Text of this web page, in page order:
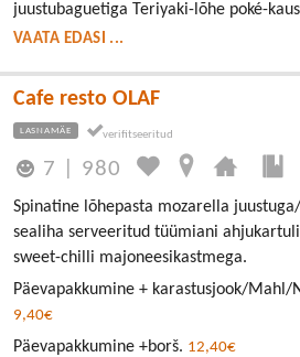
juustubaguetiga Teriyaki-lõhe poké-
VAATA EDASI ...
Cafe resto OLAF
LASNAMÄE
7 980
Spinatine lõhepasta mozarella
sealiha serveeritud tüümiani
sweet-chilli majoneesikastmega.
Päevapakkumine + karastusjook/Mahl/
9,40€
Päevapakkumine +borš. 12,40€